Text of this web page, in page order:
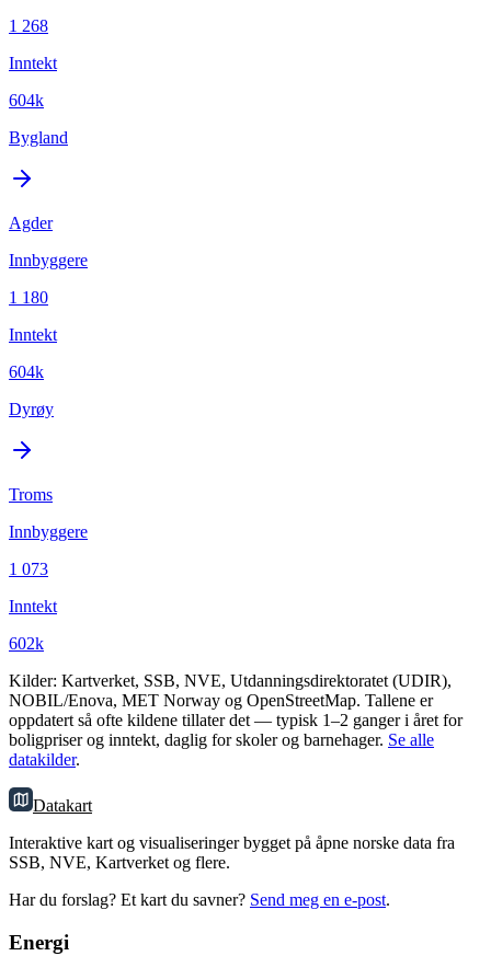
1 268
Inntekt
604k
Bygland
Agder
Innbyggere
1 180
Inntekt
604k
Dyrøy
Troms
Innbyggere
1 073
Inntekt
602k
Kilder: Kartverket, SSB, NVE, Utdanningsdirektoratet (UDIR),
NOBIL/Enova, MET Norway og OpenStreetMap. Tallene er
oppdatert så ofte kildene tillater det — typisk 1–2 ganger i året for
boligpriser og inntekt, daglig for skoler og barnehager. Se alle
datakilder.
Datakart
Interaktive kart og visualiseringer bygget på åpne norske data fra
SSB, NVE, Kartverket og flere.
Har du forslag? Et kart du savner? Send meg en e-post.
Energi